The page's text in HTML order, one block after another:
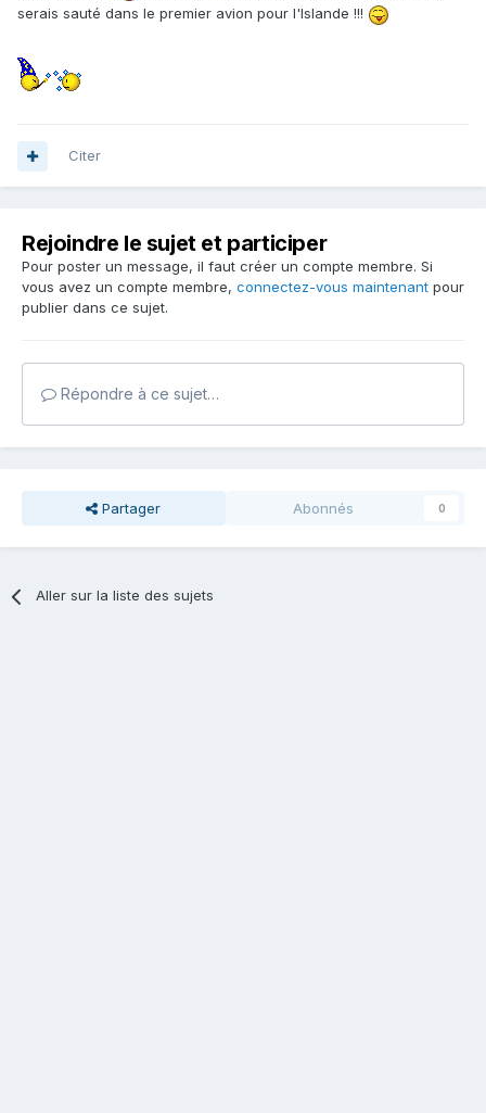
serais sauté dans le premier avion pour l'Islande !!!
Citer
Rejoindre le sujet et participer
Pour poster un message, il faut créer un compte membre. Si
vous avez un compte membre, connectez-vous maintenant pour
publier dans ce sujet.
Répondre à ce sujet…
Partager Abonnés 0
Aller sur la liste des sujets